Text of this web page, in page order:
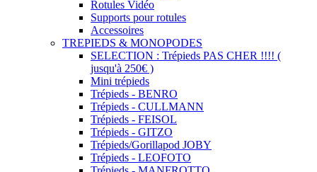
Rotules Vidéo
Supports pour rotules
Accessoires
TREPIEDS & MONOPODES
SELECTION : Trépieds PAS CHER !!!! (
jusqu'à 250€ )
Mini trépieds
Trépieds - BENRO
Trépieds - CULLMANN
Trépieds - FEISOL
Trépieds - GITZO
Trépieds/Gorillapod JOBY
Trépieds - LEOFOTO